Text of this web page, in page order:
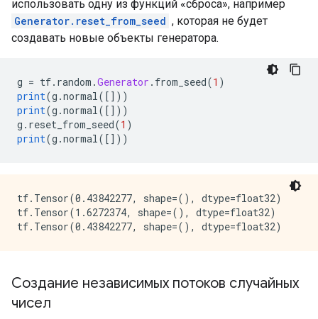
использовать одну из функций «сброса», например
Generator.reset_from_seed , которая не будет
создавать новые объекты генератора.
g = tf. random .Generator . from_seed(1 )
print(g .normal([]))
print(g .normal([]))
g . reset_from_seed(1 )
print(g .normal([]))
tf.Tensor(0.43842277, shape=(), dtype=float32)
tf.Tensor(1.6272374, shape=(), dtype=float32)
Создание независимых потоков случайных
чисел